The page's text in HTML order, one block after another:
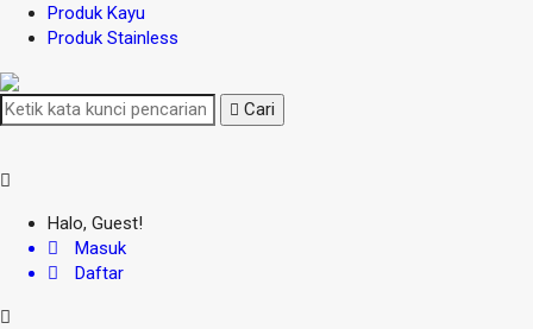
Produk Kayu
Produk Stainless
Cari
Halo, Guest!
Masuk
Daftar